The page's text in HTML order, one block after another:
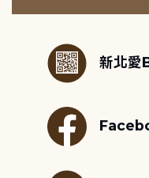
新北愛